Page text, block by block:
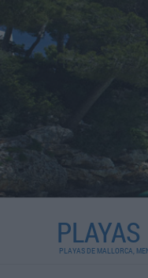
PLAYAS DE MALLORCA,